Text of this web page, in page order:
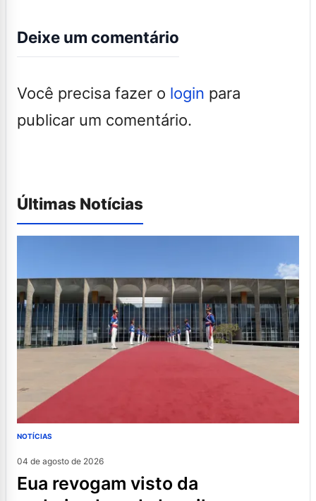
Deixe um comentário
Você precisa fazer o login para
publicar um comentário.
Últimas Notícias
NOTÍCIAS
04 de agosto de 2026
eua revogam visto da